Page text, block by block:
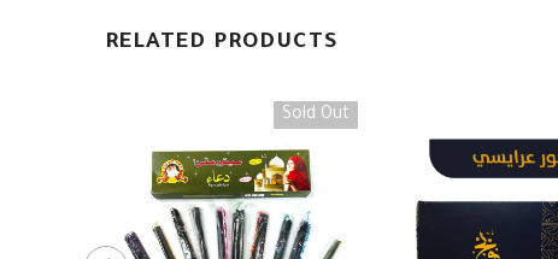
RELATED PRODUCTS
Sold Out